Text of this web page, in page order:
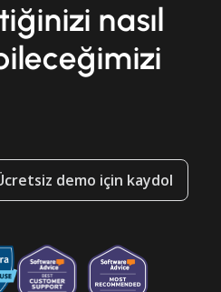
nasıl
demo için kaydol